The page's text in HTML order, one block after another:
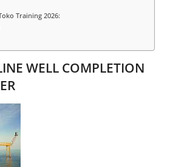
Training 2026:
WELL COMPLETION